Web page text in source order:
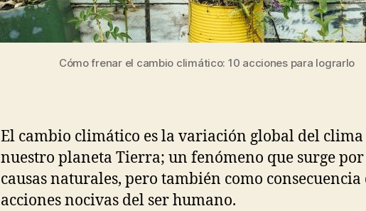
Cómo frenar el cambio climático: 10 acciones para lograrlo
El cambio climático es la variación global del clima
nuestro planeta Tierra; un fenómeno que surge por
causas naturales, pero también como consecuencia
acciones nocivas del ser humano.